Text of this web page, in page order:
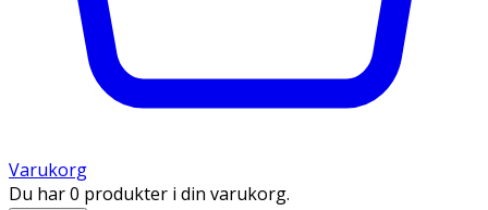
Varukorg
Du har 0 produkter i din varukorg.